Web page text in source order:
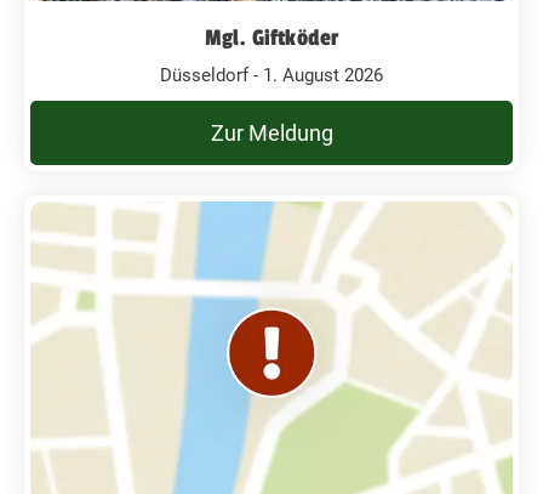
Mgl. Giftköder
Düsseldorf - 1. August 2026
Zur Meldung